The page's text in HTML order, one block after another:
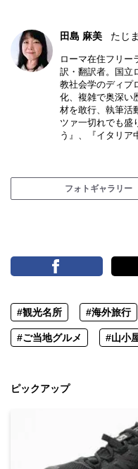
田島 麻美 たじ
ローマ在住フリー
訳・翻訳者。国立
教社会学のディプ
化、複雑で奥深い
材を敢行、執筆活
ツァ一切れでも盛
う』、『イタリア
フォトギャラリー
#観光名所 #海外旅行
#ご当地グルメ #山小
ピックアップ